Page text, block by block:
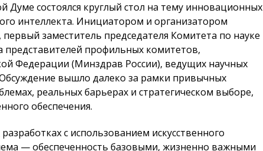
Думе состоялся круглый стол на тему инновационных
интеллекта. Инициатором и организатором
заместитель председателя Комитета по науке
профильных комитетов,
Федерации (Минздрав России), ведущих научных
вышло далеко за рамки привычных
реальных барьерах и стратегическом выборе,
обеспечения.
с использованием искусственного
— обеспеченность базовыми, жизненно важными